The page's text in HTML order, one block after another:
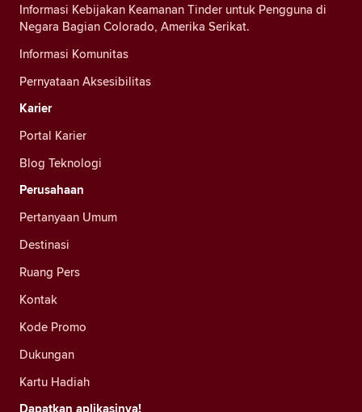
Informasi Kebijakan Keamanan Tinder untuk Pengguna di
Negara Bagian Colorado, Amerika Serikat.
Informasi Komunitas
Pernyataan Aksesibilitas
Karier
Portal Karier
Blog Teknologi
Perusahaan
Pertanyaan Umum
Destinasi
Ruang Pers
Kontak
Kode Promo
Dukungan
Kartu Hadiah